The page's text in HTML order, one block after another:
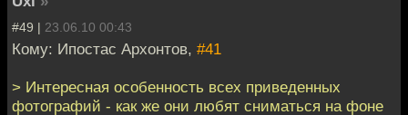
#49 | 23.06.10 00:43
Кому: Ипостас Архонтов, #41
> Интересная особенность всех приведенных
фотографий - как же они любят сниматься на фоне